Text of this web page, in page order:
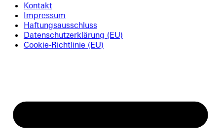
Kontakt
Impressum
Haftungsausschluss
Datenschutzerklärung (EU)
Cookie-Richtlinie (EU)